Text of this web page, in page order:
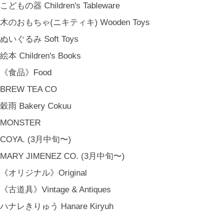
こどもの器 Children's Tableware
木のおもちゃ(ニキティキ) Wooden Toys
ぬいぐるみ Soft Toys
絵本 Children's Books
《食品》Food
BREW TEA CO
穀雨 Bakery Cokuu
MONSTER
COYA. (3月中旬〜)
MARY JIMENEZ CO. (3月中旬〜)
《オリジナル》Original
《古道具》Vintage & Antiques
ハナレきりゅう Hanare Kiryuh
金沢・北陸で生まれたさまざまな作品を中心に、物語を宿し、使う人の
美しさに、和と洋、OLD & NEW のインスピレーションを重ね、暮らし
の中で愉しむインテリアスタイリングをご提案しています。 casa rua [
カーサ・ルア] 石川県金沢市尾張町2-14-20 八百萬本舗 内 casa rua / A
RU / icca / icca nicca Home Page Production & Photos by rua., co. ltd
HOME
SHOP INFO
SHOPPING GUIDE
FAQ
CONTACT
[ MEMBERSHIP ]